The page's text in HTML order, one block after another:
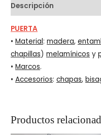
Descripción
PUERTA
•Material:madera,
chapillas)melamínicos y
•Marcos.
•Accesorios:chapas,
Productos